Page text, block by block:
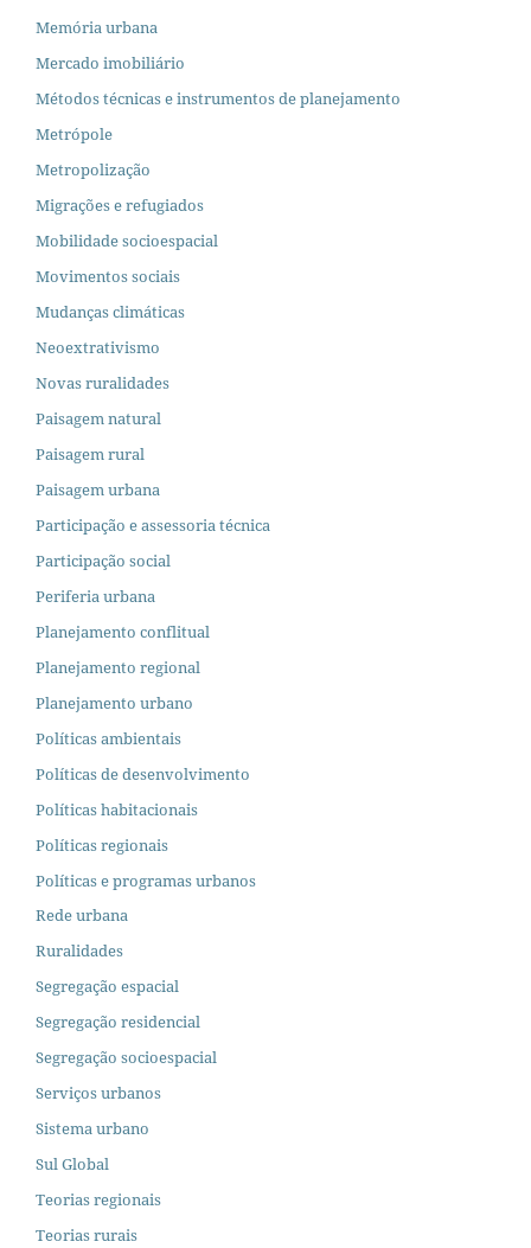
Memória urbana
Mercado imobiliário
Métodos técnicas e instrumentos de planejamento
Metrópole
Metropolização
Migrações e refugiados
Mobilidade socioespacial
Movimentos sociais
Mudanças climáticas
Neoextrativismo
Novas ruralidades
Paisagem natural
Paisagem rural
Paisagem urbana
Participação e assessoria técnica
Participação social
Periferia urbana
Planejamento conflitual
Planejamento regional
Planejamento urbano
Políticas ambientais
Políticas de desenvolvimento
Políticas habitacionais
Políticas regionais
Políticas e programas urbanos
Rede urbana
Ruralidades
Segregação espacial
Segregação residencial
Segregação socioespacial
Serviços urbanos
Sistema urbano
Sul Global
Teorias regionais
Teorias rurais